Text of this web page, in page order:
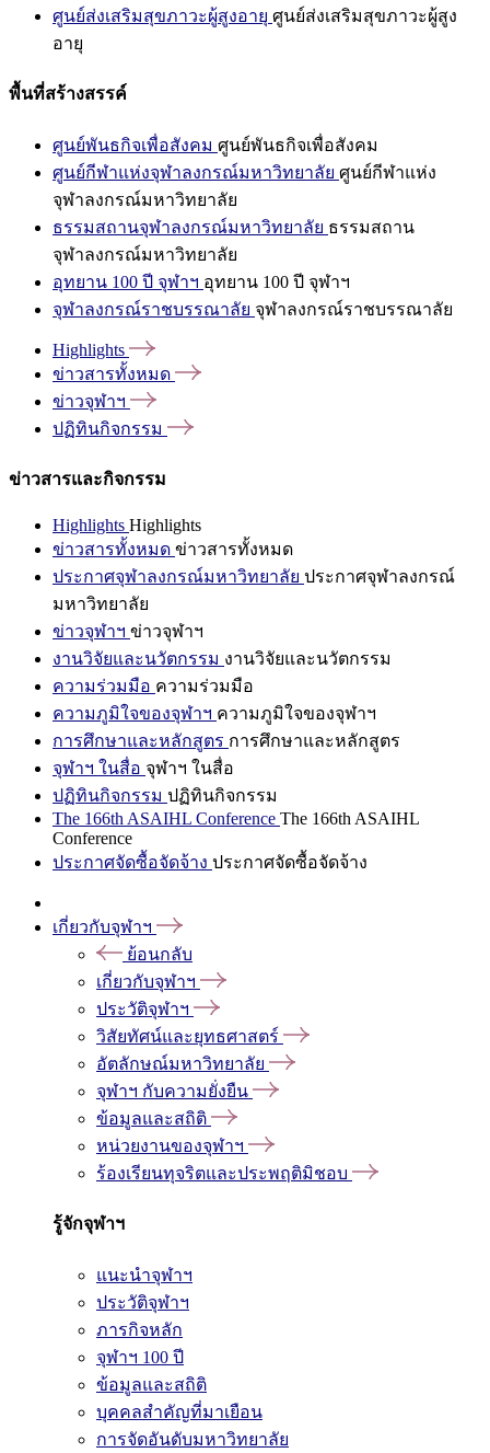
ศูนย์ส่งเสริมสุขภาวะผู้สูงอายุ ศูนย์ส่งเสริมสุขภาวะผู้สูง
อายุ
พื้นที่สร้างสรรค์
ศูนย์พันธกิจเพื่อสังคม ศูนย์พันธกิจเพื่อสังคม
ศูนย์กีฬาแห่งจุฬาลงกรณ์มหาวิทยาลัย ศูนย์กีฬาแห่ง
จุฬาลงกรณ์มหาวิทยาลัย
ธรรมสถานจุฬาลงกรณ์มหาวิทยาลัย ธรรมสถาน
จุฬาลงกรณ์มหาวิทยาลัย
อุทยาน 100 ปี จุฬาฯ อุทยาน 100 ปี จุฬาฯ
จุฬาลงกรณ์ราชบรรณาลัย จุฬาลงกรณ์ราชบรรณาลัย
Highlights
ข่าวสารทั้งหมด
ข่าวจุฬาฯ
ปฏิทินกิจกรรม
ข่าวสารและกิจกรรม
Highlights Highlights
ข่าวสารทั้งหมด ข่าวสารทั้งหมด
ประกาศจุฬาลงกรณ์มหาวิทยาลัย ประกาศจุฬาลงกรณ์
มหาวิทยาลัย
ข่าวจุฬาฯ ข่าวจุฬาฯ
งานวิจัยและนวัตกรรม งานวิจัยและนวัตกรรม
ความร่วมมือ ความร่วมมือ
ความภูมิใจของจุฬาฯ ความภูมิใจของจุฬาฯ
การศึกษาและหลักสูตร การศึกษาและหลักสูตร
จุฬาฯ ในสื่อ จุฬาฯ ในสื่อ
ปฏิทินกิจกรรม ปฏิทินกิจกรรม
The 166th ASAIHL Conference The 166th ASAIHL
Conference
ประกาศจัดซื้อจัดจ้าง ประกาศจัดซื้อจัดจ้าง
เกี่ยวกับจุฬาฯ
ย้อนกลับ
เกี่ยวกับจุฬาฯ
ประวัติจุฬาฯ
วิสัยทัศน์และยุทธศาสตร์
อัตลักษณ์มหาวิทยาลัย
จุฬาฯ กับความยั่งยืน
ข้อมูลและสถิติ
หน่วยงานของจุฬาฯ
ร้องเรียนทุจริตและประพฤติมิชอบ
รู้จักจุฬาฯ
แนะนำจุฬาฯ
ประวัติจุฬาฯ
ภารกิจหลัก
จุฬาฯ 100 ปี
ข้อมูลและสถิติ
บุคคลสำคัญที่มาเยือน
การจัดอันดับมหาวิทยาลัย